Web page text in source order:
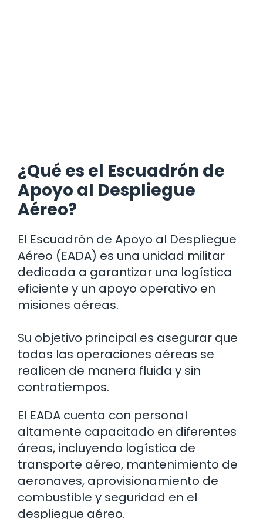
¿Qué es el Escuadrón de
Apoyo al Despliegue
Aéreo?
El Escuadrón de Apoyo al Despliegue
Aéreo (EADA) es una unidad militar
dedicada a garantizar una logística
eficiente y un apoyo operativo en
misiones aéreas.
Su objetivo principal es asegurar que
todas las operaciones aéreas se
realicen de manera fluida y sin
contratiempos.
El EADA cuenta con personal
altamente capacitado en diferentes
áreas, incluyendo logística de
transporte aéreo, mantenimiento de
aeronaves, aprovisionamiento de
combustible y seguridad en el
despliegue aéreo.